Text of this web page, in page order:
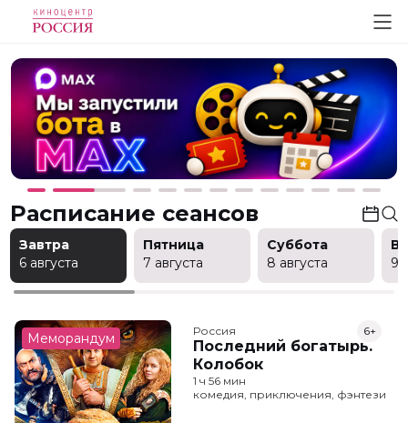
Расписание сеансов
Завтра
6 августа
Пятница
7 августа
Суббота
8 августа
9
Меморандум Россия
Последний богатырь.
Колобок
6+
1 ч 56 мин
комедия, приключения, фэнтези